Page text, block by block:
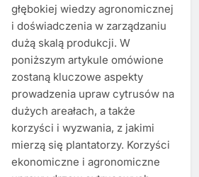
głębokiej wiedzy agronomicznej
i doświadczenia w zarządzaniu
dużą skalą produkcji. W
poniższym artykule omówione
zostaną kluczowe aspekty
prowadzenia upraw cytrusów na
dużych areałach, a także
korzyści i wyzwania, z jakimi
mierzą się plantatorzy. Korzyści
ekonomiczne i agronomiczne